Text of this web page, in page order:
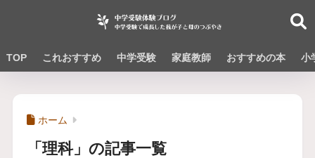
TOP これおすすめ 中学受験 家庭教師 おすすめの本 小
ホーム
「理科」の記事一覧